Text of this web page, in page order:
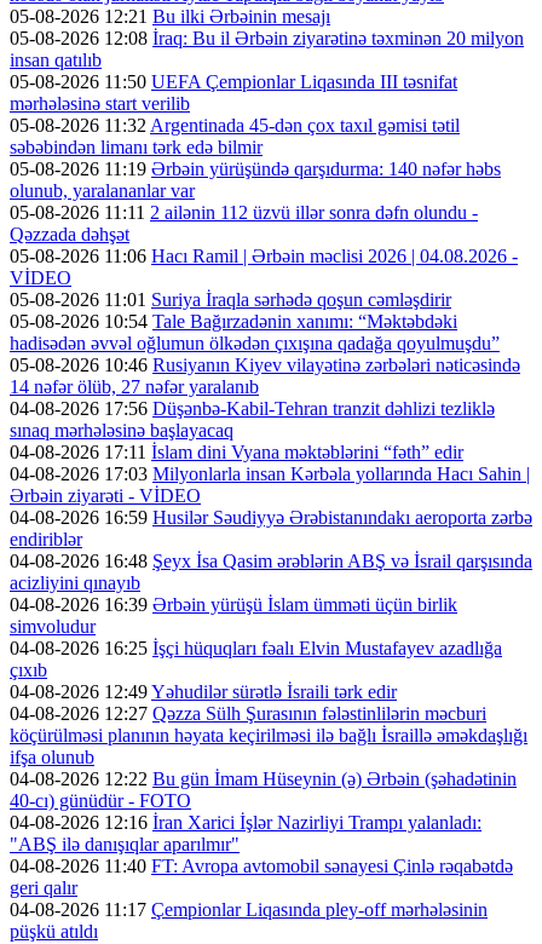
05-08-2026 12:21 Bu ilki Ərbəinin mesajı
05-08-2026 12:08 İraq: Bu il Ərbəin ziyarətinə təxminən 20 milyon
insan qatılıb
05-08-2026 11:50 UEFA Çempionlar Liqasında III təsnifat
mərhələsinə start verilib
05-08-2026 11:32Argentinada 45-dən çox taxıl gəmisi tətil
səbəbindən limanı tərk edə bilmir
05-08-2026 11:19 Ərbəin yürüşündə qarşıdurma: 140 nəfər həbs
olunub, yaralananlar var
05-08-2026 11:11 2 ailənin 112 üzvü illər sonra dəfn olundu -
Qəzzada dəhşət
05-08-2026 11:06 Hacı Ramil | Ərbəin məclisi 2026 | 04.08.2026 -
VİDEO
05-08-2026 11:01 Suriya İraqla sərhədə qoşun cəmləşdirir
05-08-2026 10:54 Tale Bağırzadənin xanımı: “Məktəbdəki
hadisədən əvvəl oğlumun ölkədən çıxışına qadağa qoyulmuşdu”
05-08-2026 10:46 Rusiyanın Kiyev vilayətinə zərbələri nəticəsində
14 nəfər ölüb, 27 nəfər yaralanıb
04-08-2026 17:56 Düşənbə-Kabil-Tehran tranzit dəhlizi tezliklə
sınaq mərhələsinə başlayacaq
04-08-2026 17:11 İslam dini Vyana məktəblərini “fəth” edir
04-08-2026 17:03 Milyonlarla insan Kərbəla yollarında Hacı Sahin |
Ərbəin ziyarəti - VİDEO
04-08-2026 16:59 Husilər Səudiyyə Ərəbistanındakı aeroporta zərbə
endiriblər
04-08-2026 16:48 Şeyx İsa Qasim ərəblərin ABŞ və İsrail qarşısında
acizliyini qınayıb
04-08-2026 16:39 Ərbəin yürüşü İslam ümməti üçün birlik
simvoludur
04-08-2026 16:25 İşçi hüquqları fəalı Elvin Mustafayev azadlığa
çıxıb
04-08-2026 12:49Yəhudilər sürətlə İsraili tərk edir
04-08-2026 12:27 Qəzza Sülh Şurasının fələstinlilərin məcburi
köçürülməsi planının həyata keçirilməsi ilə bağlı İsraillə əməkdaşlığı
ifşa olunub
04-08-2026 12:22 Bu gün İmam Hüseynin (ə) Ərbəin (şəhadətinin
40-cı) günüdür - FOTO
04-08-2026 12:16 İran Xarici İşlər Nazirliyi Trampı yalanladı:
"ABŞ ilə danışıqlar aparılmır"
04-08-2026 11:40 FT: Avropa avtomobil sənayesi Çinlə rəqabətdə
geri qalır
04-08-2026 11:17 Çempionlar Liqasında pley-off mərhələsinin
püşkü atıldı